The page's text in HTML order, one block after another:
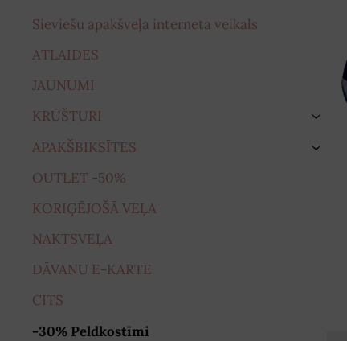
Sieviešu apakšveļa interneta veikals
ATLAIDES
JAUNUMI
KRŪŠTURI
›
APAKŠBIKSĪTES ›
OUTLET -50%
KORIĢĒJOŠĀ VEĻA
NAKTSVEĻA
DĀVANU E-KARTE
CITS
-30% Peldkostīmi